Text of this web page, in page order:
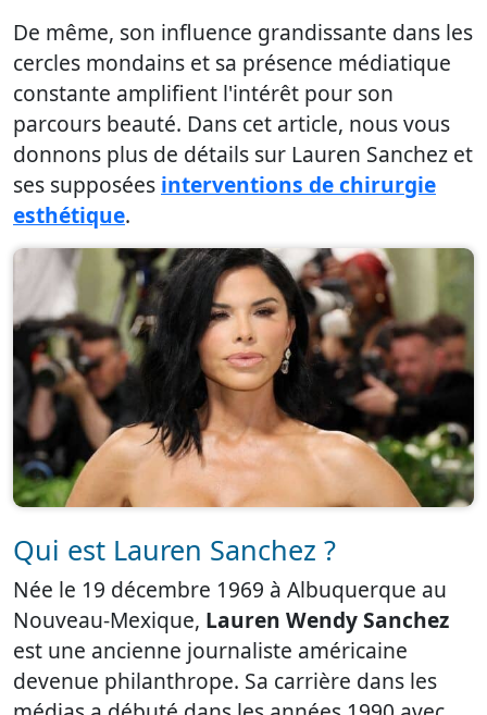
De même, son influence grandissante dans les
cercles mondains et sa présence médiatique
constante amplifient l'intérêt pour son
parcours beauté. Dans cet article, nous vous
donnons plus de détails sur Lauren Sanchez et
ses supposées interventions de chirurgie
esthétique.
Qui est Lauren Sanchez ?
Née le 19 décembre 1969 à Albuquerque au
Nouveau-Mexique, Lauren Wendy Sanchez
est une ancienne journaliste américaine
devenue philanthrope. Sa carrière dans les